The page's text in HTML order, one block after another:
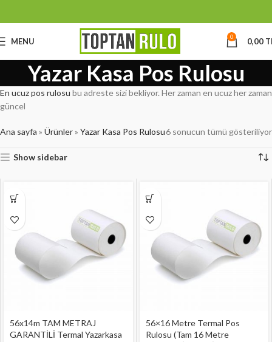
MENU 0 0,00
Yazar Kasa Pos Rulosu
En ucuz pos rulosu bu adreste sizi bekliyor. Her zaman en ucuz her zaman
güncel
Ana sayfa » Ürünler» Yazar Kasa Pos Rulosu6 sonucun tümü gösteriliyor
Show sidebar
56x14m TAM METRAJ
GARANTİLİ Termal Yazarkasa
56×16 Metre Termal Pos
Rulosu (Tam 16 Metre